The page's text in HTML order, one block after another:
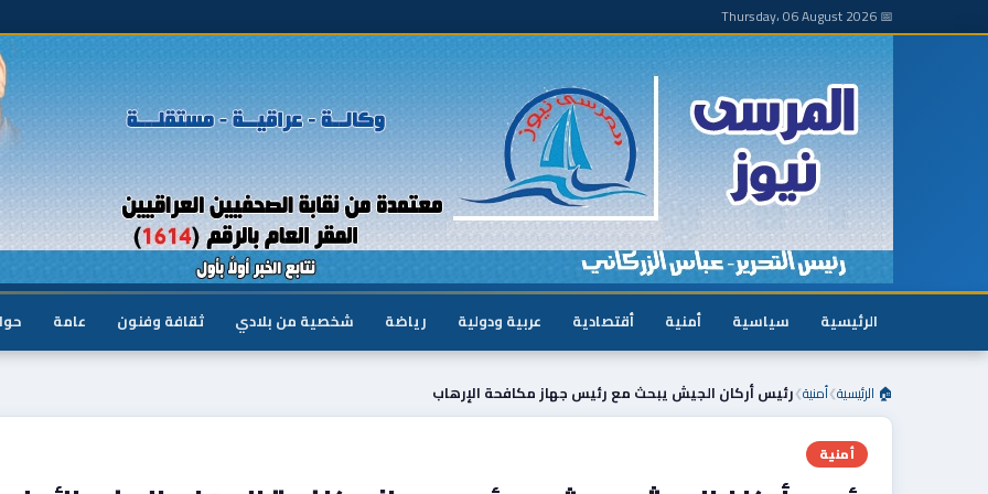
📅 Thursday، 06 August 2026
الرئيسية سياسية أمنية أقتصادية عربية ودولية رياضة شخصية من بلادي ثقافة وفنون عامة
🏠 الرئيسية❯أمنية❯رئيس أركان الجيش يبحث مع رئيس جهاز مكافحة الإرهاب
أمنية